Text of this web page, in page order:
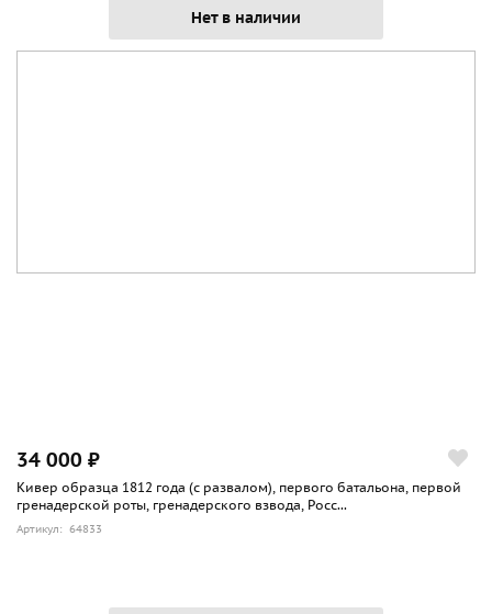
Нет в наличии
34 000 ₽
Кивер образца 1812 года (с развалом), первого батальона, первой
гренадерской роты, гренадерского взвода, Росс...
Артикул: 64833